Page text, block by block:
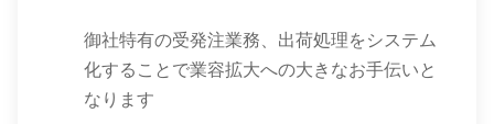
御社特有の受発注業務、出荷処理をシステム
化することで業容拡大への大きなお手伝いと
なります